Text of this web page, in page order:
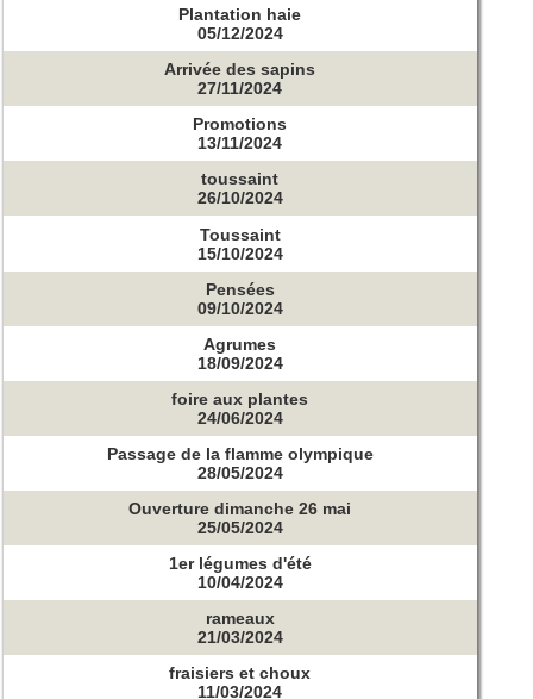
Plantation haie
05/12/2024
Arrivée des sapins
27/11/2024
Promotions
13/11/2024
toussaint
26/10/2024
Toussaint
15/10/2024
Pensées
09/10/2024
Agrumes
18/09/2024
foire aux plantes
24/06/2024
Passage de la flamme olympique
28/05/2024
Ouverture dimanche 26 mai
25/05/2024
1er légumes d'été
10/04/2024
rameaux
21/03/2024
fraisiers et choux
11/03/2024